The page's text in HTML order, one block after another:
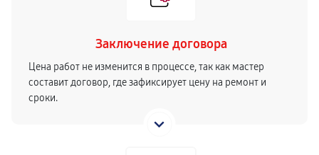
Заключение договора
Цена работ не изменится в процессе, так как мастер
составит договор, где зафиксирует цену на ремонт и
сроки.